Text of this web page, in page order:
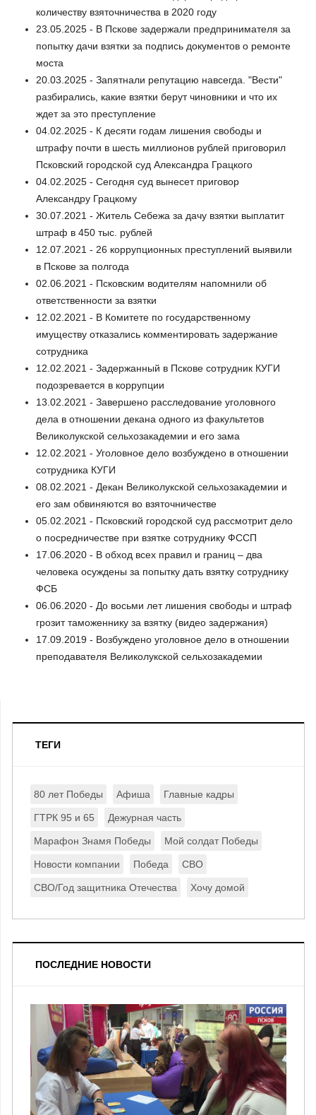
количеству взяточничества в 2020 году
23.05.2025 - В Пскове задержали предпринимателя за
попытку дачи взятки за подпись документов о ремонте
моста
20.03.2025 - Запятнали репутацию навсегда. "Вести"
разбирались, какие взятки берут чиновники и что их
ждет за это преступление
04.02.2025 - К десяти годам лишения свободы и
штрафу почти в шесть миллионов рублей приговорил
Псковский городской суд Александра Грацкого
04.02.2025 - Сегодня суд вынесет приговор
Александру Грацкому
30.07.2021 - Житель Себежа за дачу взятки выплатит
штраф в 450 тыс. рублей
12.07.2021 - 26 коррупционных преступлений выявили
в Пскове за полгода
02.06.2021 - Псковским водителям напомнили об
ответственности за взятки
12.02.2021 - В Комитете по государственному
имуществу отказались комментировать задержание
сотрудника
12.02.2021 - Задержанный в Пскове сотрудник КУГИ
подозревается в коррупции
13.02.2021 - Завершено расследование уголовного
дела в отношении декана одного из факультетов
Великолукской сельхозакадемии и его зама
12.02.2021 - Уголовное дело возбуждено в отношении
сотрудника КУГИ
08.02.2021 - Декан Великолукской сельхозакадемии и
его зам обвиняются во взяточничестве
05.02.2021 - Псковский городской суд рассмотрит дело
о посредничестве при взятке сотруднику ФССП
17.06.2020 - В обход всех правил и границ – два
человека осуждены за попытку дать взятку сотруднику
ФСБ
06.06.2020 - До восьми лет лишения свободы и штраф
грозит таможеннику за взятку (видео задержания)
17.09.2019 - Возбуждено уголовное дело в отношении
преподавателя Великолукской сельхозакадемии
ТЕГИ
80 лет Победы Афиша Главные кадры
ГТРК 95 и 65 Дежурная часть
Марафон Знамя Победы Мой солдат Победы
Новости компании Победа СВО
СВО/Год защитника Отечества Хочу домой
ПОСЛЕДНИЕ НОВОСТИ